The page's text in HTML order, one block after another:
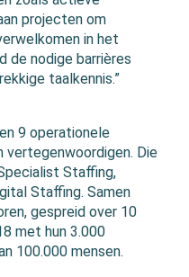
projecten om
in het
de nodige barrières
taalkennis.”
9 operationele
vertegenwoordigen. Die
Staffing,
Staffing. Samen
gespreid over 10
met hun 3.000
100.000 mensen.